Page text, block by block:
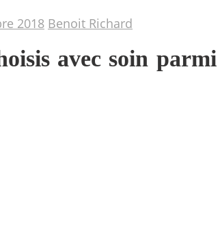
2018 Benoit Richard
avec soin